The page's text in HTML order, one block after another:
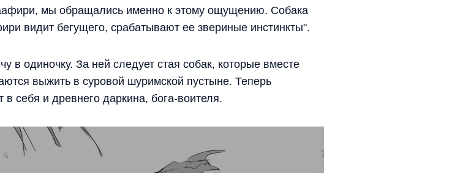
мы обращались именно к этому ощущению. Собака
видит бегущего, срабатывают ее звериные инстинкты".
в одиночку. За ней следует стая собак, которые вместе
выжить в суровой шуримской пустыне. Теперь
себя и древнего даркина, бога-воителя.